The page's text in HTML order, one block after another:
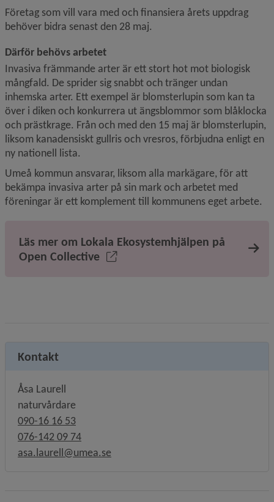
Företag som vill vara med och finansiera årets uppdrag
behöver bidra senast den 28 maj.
Därför behövs arbetet
Invasiva främmande arter är ett stort hot mot biologisk
mångfald. De sprider sig snabbt och tränger undan
inhemska arter. Ett exempel är blomsterlupin som kan ta
över i diken och konkurrera ut ängsblommor som blåklocka
och prästkrage. Från och med den 15 maj är blomsterlupin,
liksom kanadensiskt gullris och vresros, förbjudna enligt en
ny nationell lista.
Umeå kommun ansvarar, liksom alla markägare, för att
bekämpa invasiva arter på sin mark och arbetet med
föreningar är ett komplement till kommunens eget arbete.
Läs mer om Lokala Ekosystemhjälpen på
Open Collective
Kontakt
Åsa Laurell
naturvårdare
090-16 16 53
076-142 09 74
asa.laurell@umea.se